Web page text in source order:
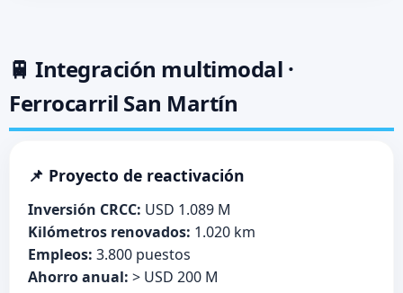
🚆 Integración multimodal ·
Ferrocarril San Martín
📌 Proyecto de reactivación
Inversión CRCC: USD 1.089 M
Kilómetros renovados: 1.020 km
Empleos: 3.800 puestos
Ahorro anual: > USD 200 M